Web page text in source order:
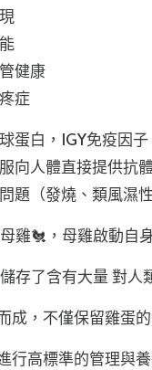
健康
症
蛋白，IGY免疫因
向人體直接提供抗
題（發燒、類風濕
雞🐔，母雞啟動自
存了含有大量 對
成，不僅保留雞蛋
行高標準的管理與